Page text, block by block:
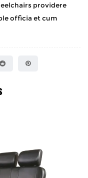
providere
officia et cum